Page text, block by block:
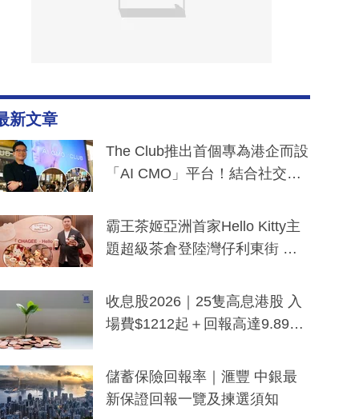
新文章
The Club推出首個專為港企而設
「AI CMO」平台！結合社交聆
分鐘生成「貼地」宣傳短片
霸王茶姬亞洲首家Hello Kitty主
題超級茶倉登陸灣仔利東街 推
y及香港限定特調系列
收息股2026｜25隻高息港股 入
場費$1212起＋回報高達9.89
儲蓄保險回報率｜滙豐 中銀最
新保證回報一覽及揀選須知